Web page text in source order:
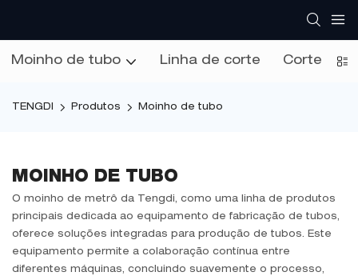
Moinho de tubo Linha de corte Corte na
TENGDI Produtos Moinho de tubo
MOINHO DE TUBO
O moinho de metrô da Tengdi, como uma linha de produtos
principais dedicada ao equipamento de fabricação de tubos,
oferece soluções integradas para produção de tubos. Este
equipamento permite a colaboração contínua entre
diferentes máquinas, concluindo suavemente o processo,